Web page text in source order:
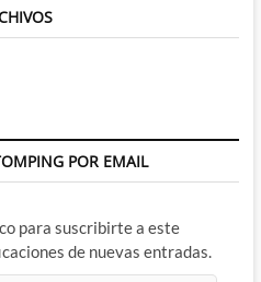
POR EMAIL
para suscribirte a este
de nuevas entradas.